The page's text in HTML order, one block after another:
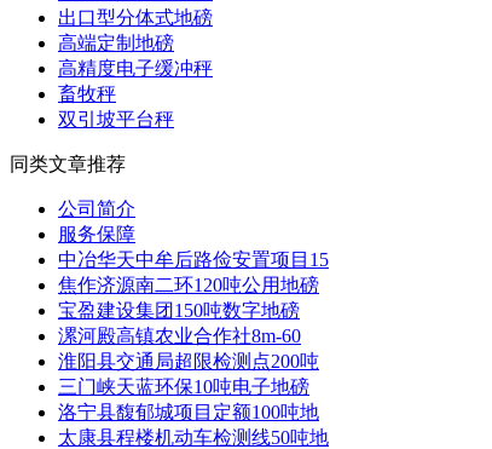
出口型分体式地磅
高端定制地磅
高精度电子缓冲秤
畜牧秤
双引坡平台秤
同类文章推荐
公司简介
服务保障
中冶华天中牟后路俭安置项目15
焦作济源南二环120吨公用地磅
宝盈建设集团150吨数字地磅
漯河殿高镇农业合作社8m-60
淮阳县交通局超限检测点200吨
三门峡天蓝环保10吨电子地磅
洛宁县馥郁城项目定额100吨地
太康县程楼机动车检测线50吨地